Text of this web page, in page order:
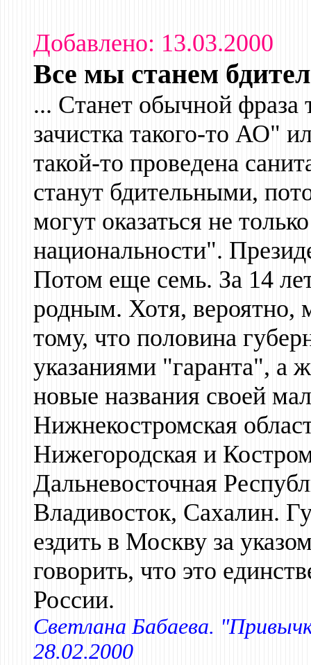
Добавлено: 13.03.2000
Вcе мы станем
... Станет обычной фраза
зачистка такого-то АО"
такой-то проведена
станут бдительными,
могут оказаться не
национальности".
Потом еще семь. За 14
родным. Хотя,
тому, что половина
указаниями "гаранта", а
новые названия своей
Нижнекостромская
Нижегородская и
Дальневосточная
Владивосток, Сахалин.
ездить в Москву за
говорить, что это
России.
Светлана Бабаева.
28.02.2000